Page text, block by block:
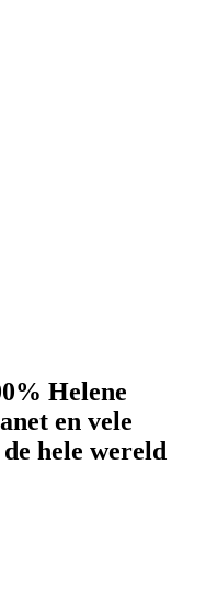
Helene
en vele
hele wereld